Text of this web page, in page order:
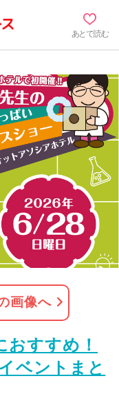
あとで読む
画像へ
おすすめ！
ベントまと